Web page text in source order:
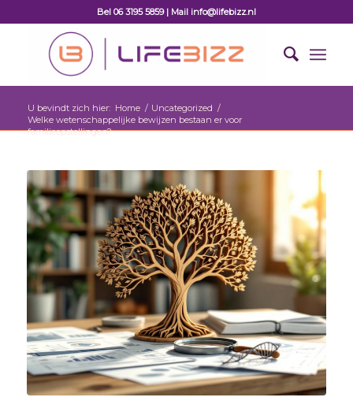
Bel 06 3195 5859 | Mail info@lifebizz.nl
U bevindt zich hier: Home / Uncategorized /
Welke wetenschappelijke bewijzen bestaan er voor
familieopstellingen?